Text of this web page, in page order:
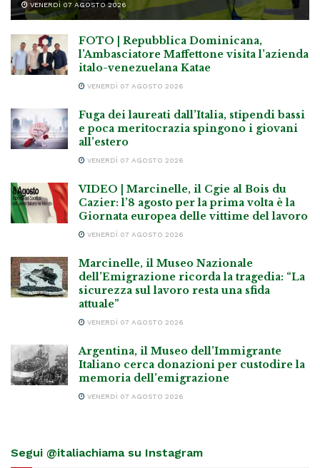
VENERDÌ 07 AGOSTO 2026
FOTO | Repubblica Dominicana,
l’Ambasciatore Maffettone visita l’azienda
italo-venezuelana Katae
VENERDÌ 07 AGOSTO 2026
Fuga dei laureati dall’Italia, stipendi bassi
e poca meritocrazia spingono i giovani
all’estero
VENERDÌ 07 AGOSTO 2026
VIDEO | Marcinelle, il Cgie al Bois du
Cazier: l’8 agosto per la prima volta è la
Giornata europea delle vittime del lavoro
VENERDÌ 07 AGOSTO 2026
Marcinelle, il Museo Nazionale
dell’Emigrazione ricorda la tragedia: “La
sicurezza sul lavoro resta una sfida
attuale”
VENERDÌ 07 AGOSTO 2026
Argentina, il Museo dell’Immigrante
Italiano cerca donazioni per custodire la
memoria dell’emigrazione
VENERDÌ 07 AGOSTO 2026
Segui @italiachiama su Instagram